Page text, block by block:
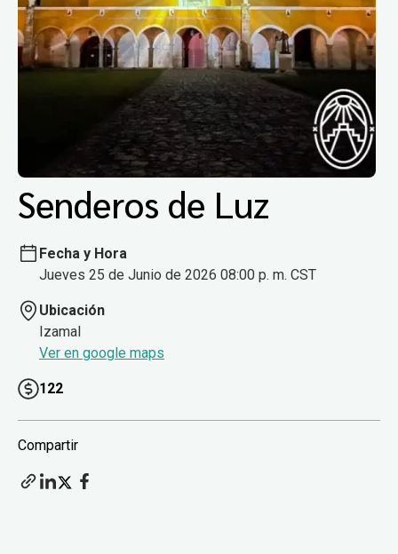
Senderos de Luz
Fecha y Hora
Jueves 25 de Junio de 2026 08:00 p. m. CST
Ubicación
Izamal
Ver en google maps
122
Compartir